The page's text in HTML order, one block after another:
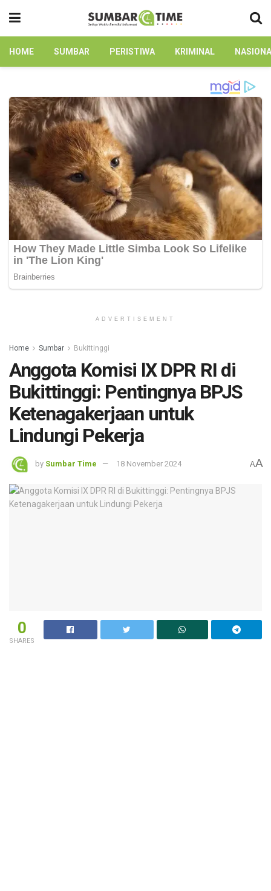
HOME SUMBAR PERISTIWA KRIMINAL
ADVERTISEMENT
Home Sumbar Bukittinggi
Anggota Komisi lX DPR RI di
Bukittinggi: Pentingnya BPJS
Ketenagakerjaan untuk
Lindungi Pekerja
by Sumbar Time 18 November 2024 AA
0
SHARES